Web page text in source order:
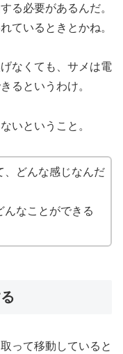
る必要があるんだ。
ているときとかね。
なくても、サメは電
るというわけ。
いということ。
、どんな感じなんだ
んなことができる
って移動していると